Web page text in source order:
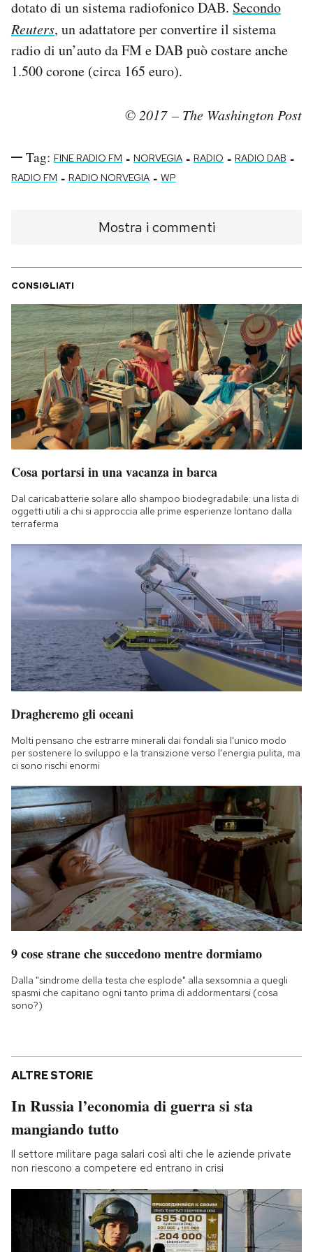
dotato di un sistema radiofonico DAB. Secondo
Reuters, un adattatore per convertire il sistema
radio di un’auto da FM e DAB può costare anche
1.500 corone (circa 165 euro).
© 2017 – The Washington Post
Tag: FINE RADIO FM - NORVEGIA - RADIO - RADIO DAB -
RADIO FM - RADIO NORVEGIA - WP
Mostra i commenti
CONSIGLIATI
Cosa portarsi in una vacanza in barca
Dal caricabatterie solare allo shampoo biodegradabile: una lista di
oggetti utili a chi si approccia alle prime esperienze lontano dalla
terraferma
Dragheremo gli oceani
Molti pensano che estrarre minerali dai fondali sia l'unico modo
per sostenere lo sviluppo e la transizione verso l'energia pulita, ma
ci sono rischi enormi
9 cose strane che succedono mentre dormiamo
Dalla "sindrome della testa che esplode" alla sexsomnia a quegli
spasmi che capitano ogni tanto prima di addormentarsi (cosa
sono?)
ALTRE STORIE
In Russia l’economia di guerra si sta
mangiando tutto
Il settore militare paga salari così alti che le aziende private
non riescono a competere ed entrano in crisi